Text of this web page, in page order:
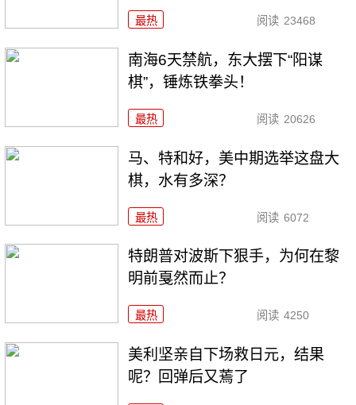
最热 阅读 23468
南海6天禁航，东大摆下“阳谋
棋”，锤炼铁拳头！
最热 阅读 20626
马、特和好，美中期选举这盘大
棋，水有多深？
最热 阅读 6072
特朗普对波斯下狠手，为何在黎
明前戛然而止？
最热 阅读 4250
美利坚亲自下场救日元，结果
呢？回弹后又蔫了